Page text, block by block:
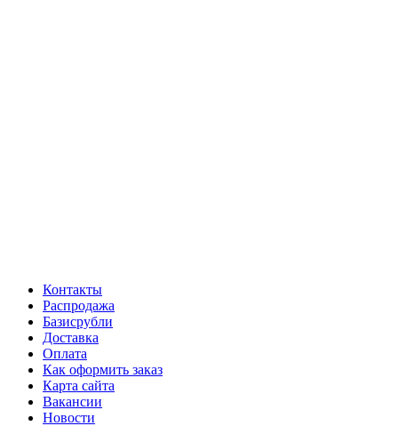
Контакты
Распродажа
Базисрубли
Доставка
Оплата
Как оформить заказ
Карта сайта
Вакансии
Новости